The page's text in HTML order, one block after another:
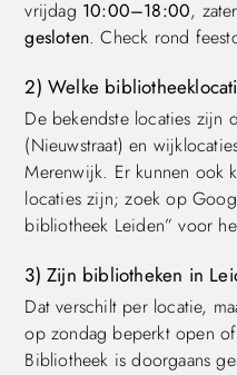
vrijdag 10:00–18:00,
gesloten. Check rond
2) Welke
De bekendste locaties zijn
(Nieuwstraat) en
Merenwijk. Er kunnen ook
locaties zijn; zoek op
bibliotheek Leiden” voor
3) Zijn bibliotheken in
Dat verschilt per locatie,
op zondag beperkt open
Bibliotheek is doorgaans